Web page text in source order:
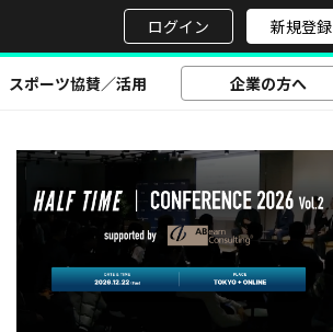
ログイン 新規登録
スポーツ協賛／活用 企業の方へ